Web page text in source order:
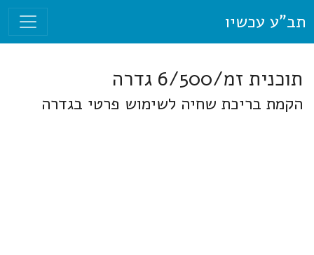
תב"ע עכשיו
תוכנית זמ/6/500 גדרה
הקמת בריכת שחיה לשימוש פרטי בגדרה